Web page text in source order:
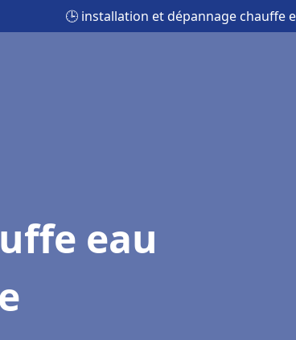
🕒 installation et dépannage chauffe
eau